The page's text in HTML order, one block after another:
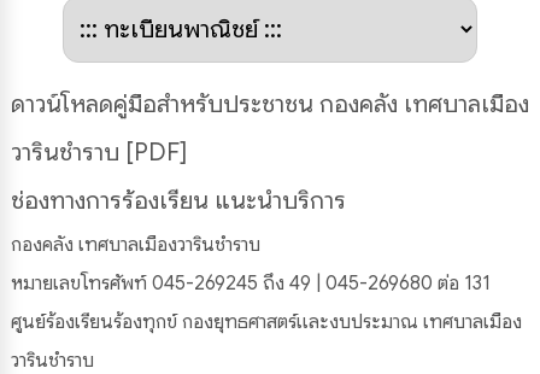
ดาวน์โหลดคู่มือสำหรับประชาชน กองคลัง เทศบาลเมือง
วารินชำราบ [PDF]
ช่องทางการร้องเรียน แนะนำบริการ
กองคลัง เทศบาลเมืองวารินชำราบ
หมายเลขโทรศัพท์ 045-269245 ถึง 49 | 045-269680 ต่อ 131
ศูนย์ร้องเรียนร้องทุกข์ กองยุทธศาสตร์และงบประมาณ เทศบาลเมือง
วารินชำราบ